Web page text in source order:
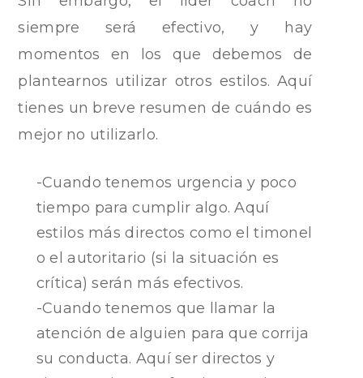
siempre será efectivo, y hay
momentos en los que debemos de
plantearnos utilizar otros estilos. Aquí
tienes un breve resumen de cuándo es
mejor no utilizarlo.
-Cuando tenemos urgencia y poco
tiempo para cumplir algo. Aquí
estilos más directos como el timonel
o el autoritario (si la situación es
crítica) serán más efectivos.
-Cuando tenemos que llamar la
atención de alguien para que corrija
su conducta. Aquí ser directos y